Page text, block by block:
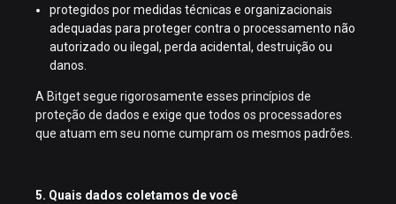
protegidos por medidas técnicas e organizacionais
adequadas para proteger contra o processamento não
autorizado ou ilegal, perda acidental, destruição ou
danos.
A Bitget segue rigorosamente esses princípios de
proteção de dados e exige que todos os processadores
que atuam em seu nome cumpram os mesmos padrões.
5. Quais dados coletamos de você